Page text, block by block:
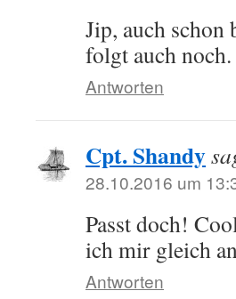
Jip, auch schon
folgt auch noch.
Antworten
Cpt. Shandy
28.10.2016 um
Passt doch!
ich mir gleich
Antworten